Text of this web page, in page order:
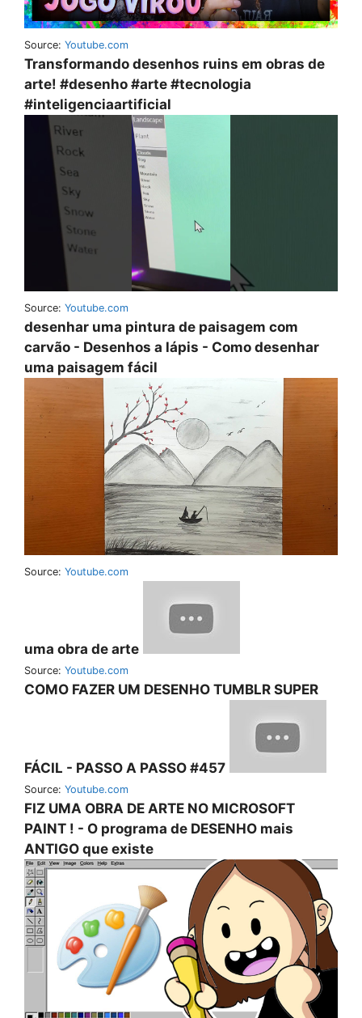
Source: Youtube.com
Transformando desenhos ruins em obras de
arte! #desenho #arte #tecnologia
#inteligenciaartificial
Source: Youtube.com
desenhar uma pintura de paisagem com
carvão - Desenhos a lápis - Como desenhar
uma paisagem fácil
Source: Youtube.com
uma obra de arte
Source: Youtube.com
COMO FAZER UM DESENHO TUMBLR SUPER
FÁCIL - PASSO A PASSO #457
Source: Youtube.com
FIZ UMA OBRA DE ARTE NO MICROSOFT
PAINT ! - O programa de DESENHO mais
ANTIGO que existe